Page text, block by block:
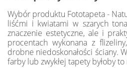
Wybór produktu Fototapeta -
liśćmi i kwiatami w szarych
znaczenie estetyczne, ale i
procentach wykonana z
drobne niedoskonałości ściany.
farby lub zwykłej tapety byłoby